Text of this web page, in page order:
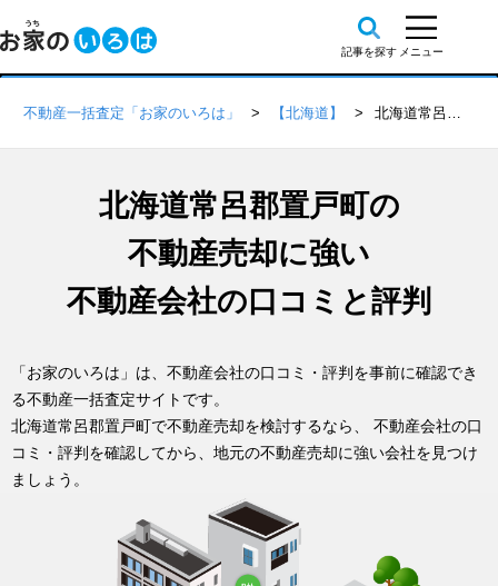
不動産一括査定「お家のいろは」 【北海道】 北海道常呂郡置戸町の不動産会社 口コミ・評判一覧
北海道常呂郡置戸町の
不動産売却に強い
不動産会社の口コミと評判
「お家のいろは」は、不動産会社の口コミ・評判を事前に確認でき
る不動産一括査定サイトです。
北海道常呂郡置戸町で不動産売却を検討するなら、 不動産会社の口
コミ・評判を確認してから、地元の不動産売却に強い会社を見つけ
ましょう。